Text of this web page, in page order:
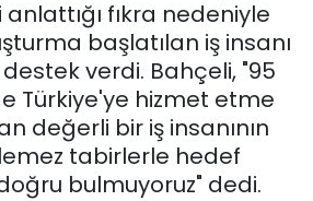
fıkra nedeniyle
başlatılan iş insanı
verdi. Bahçeli, "95
Türkiye'ye hizmet etme
değerli bir iş insanının
tabirlerle hedef
doğru bulmuyoruz" dedi.